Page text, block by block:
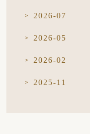
2026-07
2026-05
2026-02
2025-11